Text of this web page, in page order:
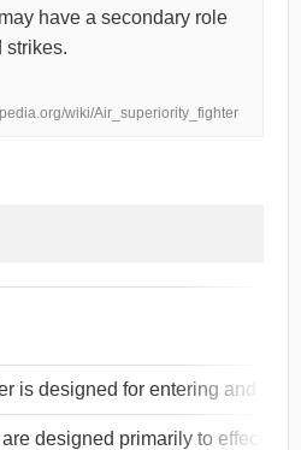
have a secondary role
strikes.
wiki/Air_superiority_fighter
is designed for entering and
designed primarily to